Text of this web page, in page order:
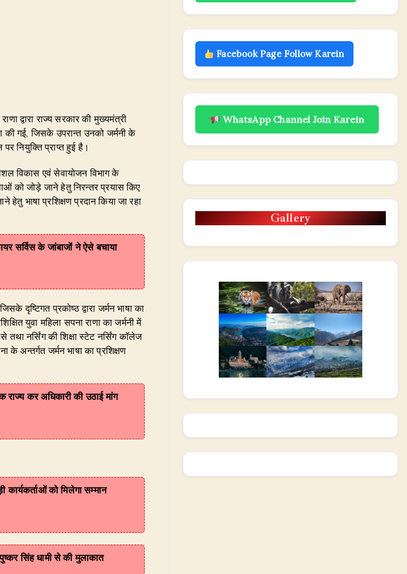
द्वारा राज्य सरकार की मुख्यमंत्री
की गई, जिसके उपरान्त उनको जर्मनी के
नियुक्ति प्राप्त हुई है।
विकास एवं सेवायोजन विभाग के
को जोड़े जाने हेतु निरन्तर प्रयास किए
हेतु भाषा प्रशिक्षण प्रदान किया जा रहा
सर्विस के जांबाजों ने ऐसे बचाया
दृष्टिगत प्रकोष्ठ द्वारा जर्मन भाषा का
युवा महिला सपना राणा का जर्मनी में
तथा नर्सिंग की शिक्षा स्टेट नर्सिंग कॉलेज
के अन्तर्गत जर्मन भाषा का प्रशिक्षण
कर अधिकारी की उठाई मांग
को मिलेगा सम्मान
सिंह धामी से की मुलाकात
Facebook Page Follow Karein
WhatsApp Channel Join Karein
Gallery